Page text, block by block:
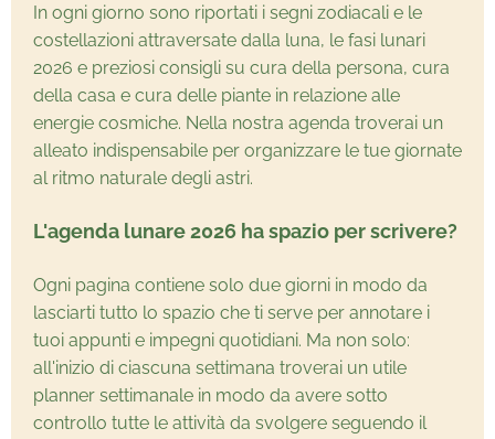
In ogni giorno sono riportati i segni zodiacali e le
costellazioni attraversate dalla luna, le fasi lunari
2026 e preziosi consigli su cura della persona, cura
della casa e cura delle piante in relazione alle
energie cosmiche. Nella nostra agenda troverai un
alleato indispensabile per organizzare le tue giornate
al ritmo naturale degli astri.
L'agenda lunare 2026 ha spazio per scrivere?
Ogni pagina contiene solo due giorni in modo da
lasciarti tutto lo spazio che ti serve per annotare i
tuoi appunti e impegni quotidiani. Ma non solo:
all'inizio di ciascuna settimana troverai un utile
planner settimanale in modo da avere sotto
controllo tutte le attività da svolgere seguendo il